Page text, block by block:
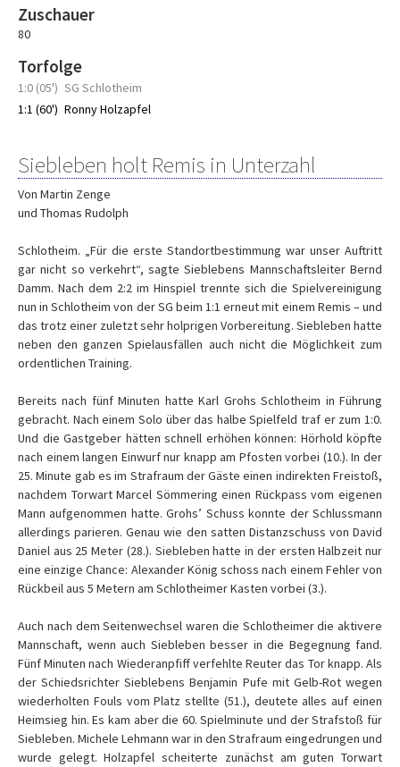
Zuschauer
80
Torfolge
1:0 (05') SG Schlotheim
1:1 (60') Ronny Holzapfel
Siebleben holt Remis in Unterzahl
Von Martin Zenge
und Thomas Rudolph
Schlotheim. „Für die erste Standortbestimmung war unser Auftritt
gar nicht so verkehrt“, sagte Sieblebens Mannschaftsleiter Bernd
Damm. Nach dem 2:2 im Hinspiel trennte sich die Spielvereinigung
nun in Schlotheim von der SG beim 1:1 erneut mit einem Remis – und
das trotz einer zuletzt sehr holprigen Vorbereitung. Siebleben hatte
neben den ganzen Spielausfällen auch nicht die Möglichkeit zum
ordentlichen Training.
Bereits nach fünf Minuten hatte Karl Grohs Schlotheim in Führung
gebracht. Nach einem Solo über das halbe Spielfeld traf er zum 1:0.
Und die Gastgeber hätten schnell erhöhen können: Hörhold köpfte
nach einem langen Einwurf nur knapp am Pfosten vorbei (10.). In der
25. Minute gab es im Strafraum der Gäste einen indirekten Freistoß,
nachdem Torwart Marcel Sömmering einen Rückpass vom eigenen
Mann aufgenommen hatte. Grohs’ Schuss konnte der Schlussmann
allerdings parieren. Genau wie den satten Distanzschuss von David
Daniel aus 25 Meter (28.). Siebleben hatte in der ersten Halbzeit nur
eine einzige Chance: Alexander König schoss nach einem Fehler von
Rückbeil aus 5 Metern am Schlotheimer Kasten vorbei (3.).
Auch nach dem Seitenwechsel waren die Schlotheimer die aktivere
Mannschaft, wenn auch Siebleben besser in die Begegnung fand.
Fünf Minuten nach Wiederanpfiff verfehlte Reuter das Tor knapp. Als
der Schiedsrichter Sieblebens Benjamin Pufe mit Gelb-Rot wegen
wiederholten Fouls vom Platz stellte (51.), deutete alles auf einen
Heimsieg hin. Es kam aber die 60. Spielminute und der Strafstoß für
Siebleben. Michele Lehmann war in den Strafraum eingedrungen und
wurde gelegt. Holzapfel scheiterte zunächst am guten Torwart